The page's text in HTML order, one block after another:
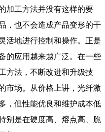
加工方法并没有这样的要
，也不会造成产品变形的干
活地进行控制和操作。正是
的应用越来越广泛。在一些
方法，不断改进和升级技
市场。从价格上讲，光纤激
，但性能优良和维护成本低
别是在硬度高、熔点高、脆